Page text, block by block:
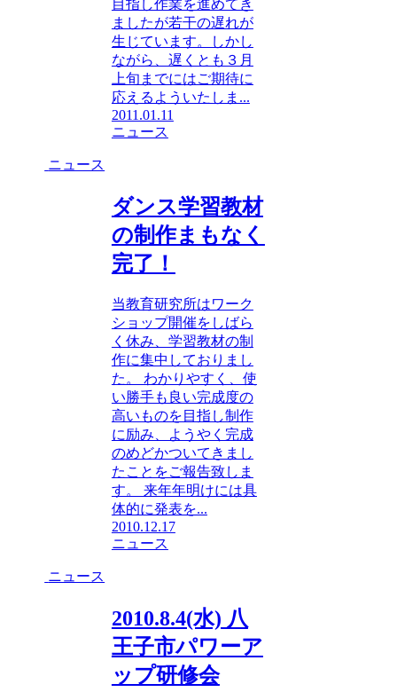
目指し作業を進めてき
ましたが若干の遅れが
生じています。しかし
ながら、遅くとも３月
上旬までにはご期待に
応えるよういたしま...
2011.01.11
ニュース
ニュース
ダンス学習教材
の制作まもなく
完了！
当教育研究所はワーク
ショップ開催をしばら
く休み、学習教材の制
作に集中しておりまし
た。 わかりやすく、使
い勝手も良い完成度の
高いものを目指し制作
に励み、ようやく完成
のめどかついてきまし
たことをご報告致しま
す。 来年年明けには具
体的に発表を...
2010.12.17
ニュース
ニュース
2010.8.4(水) 八
王子市パワーア
ップ研修会